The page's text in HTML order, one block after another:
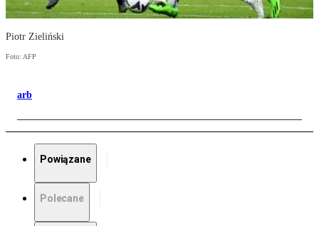
Piotr Zieliński
Foto: AFP
arb
Powiązane
Polecane